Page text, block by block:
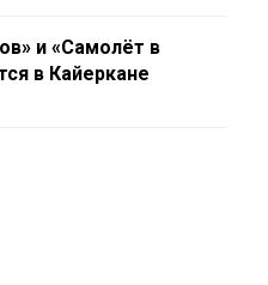
и «Самолёт в
в Кайеркане